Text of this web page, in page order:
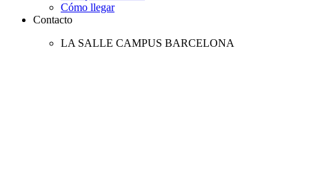
Cómo llegar
Contacto
LA SALLE CAMPUS BARCELONA